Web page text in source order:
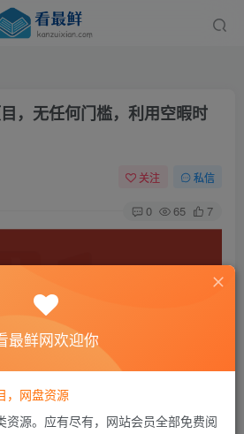
，无任何门槛，利用空暇时
关注 私信
0 65 7
最鲜网欢迎你
，网盘资源
资源。应有尽有，网站会员全部免费阅